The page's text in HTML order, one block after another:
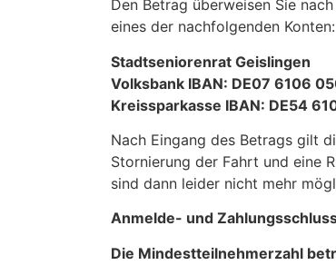
Den Betrag überweisen Sie
eines der nachfolgenden Konten:
Stadtseniorenrat Geislingen
Volksbank IBAN: DE07 6106
Kreissparkasse IBAN: DE54
Nach Eingang des Betrags gilt
Stornierung der Fahrt und eine
sind dann leider nicht mehr
Anmelde- und
Die Mindestteilnehmerzahl